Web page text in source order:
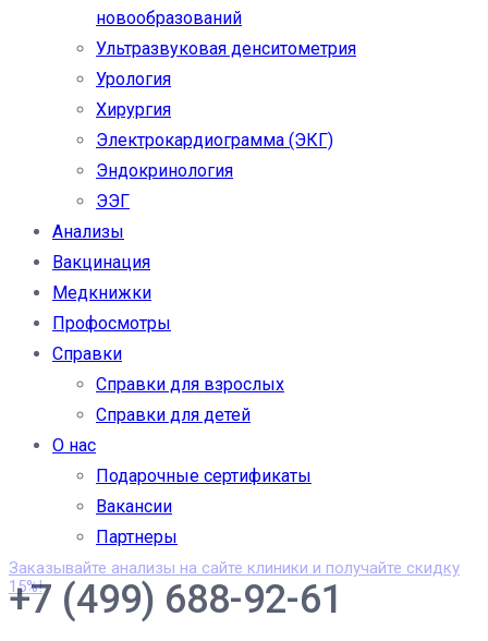
новообразований
Ультразвуковая денситометрия
Урология
Хирургия
Электрокардиограмма (ЭКГ)
Эндокринология
ЭЭГ
Анализы
Вакцинация
Медкнижки
Профосмотры
Справки
Справки для взрослых
Справки для детей
О нас
Подарочные сертификаты
Вакансии
Партнеры
Заказывайте анализы на сайте клиники и получайте скидку
15%!
+7 (499) 688-92-61